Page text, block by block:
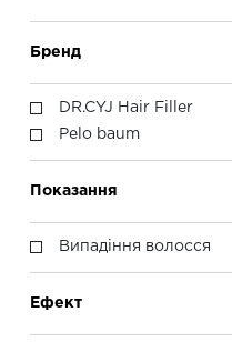
Бренд
DR.CYJ Hair Filler
Pelo baum
Показання
Випадіння волосся
Ефект